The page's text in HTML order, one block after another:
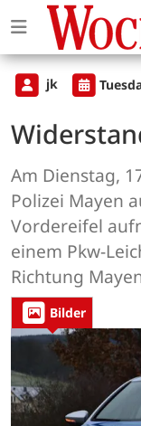
jk
Am Dienstag,
Polizei Mayen
Vordereifel
einem Pkw-
Richtung
Bilder